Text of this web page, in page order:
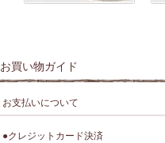
お買い物ガイド
お支払いについて
●クレジットカード決済